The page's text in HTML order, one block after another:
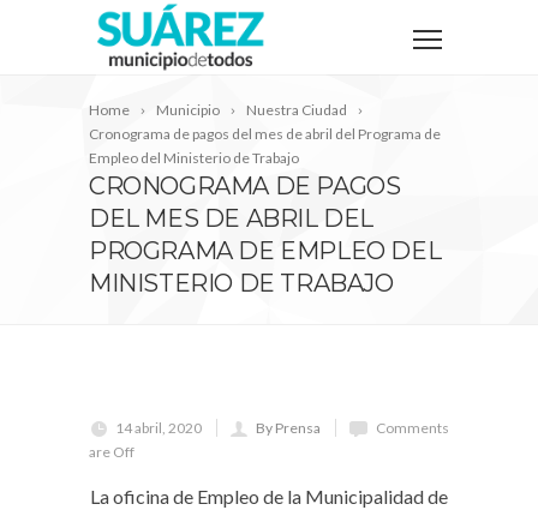
Home Municipio
Nuestra Ciudad
Cronograma de pagos del mes de abril del Programa de
Empleo del Ministerio de Trabajo
CRONOGRAMA DE PAGOS
DEL MES DE ABRIL DEL
PROGRAMA DE EMPLEO DEL
MINISTERIO DE TRABAJO
14 abril, 2020 By Prensa
Comments
are Off
La oficina de Empleo de la Municipalidad de